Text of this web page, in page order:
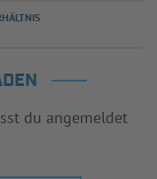
du angemeldet